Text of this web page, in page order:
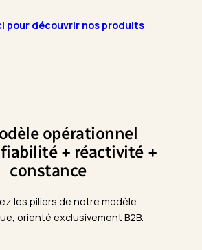
pour découvrir nos produits
opérationnel
+ réactivité +
constance
les piliers de notre modèle
orienté exclusivement B2B.